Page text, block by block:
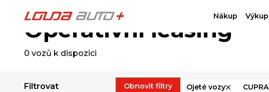
Nákup Výkup
Operativní leasing
0 vozů k dispozici
Filtrovat Obnovit filtry Ojeté vozy CUPRA